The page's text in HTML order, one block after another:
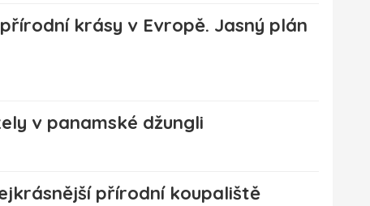
krásy v Evropě. Jasný plán
v panamské džungli
přírodní koupaliště